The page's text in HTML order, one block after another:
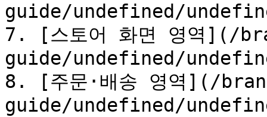
guide/undefined/
7. [스토어 화면 영역](/
guide/undefined/
8. [주문·배송 영역](/
guide/undefined/